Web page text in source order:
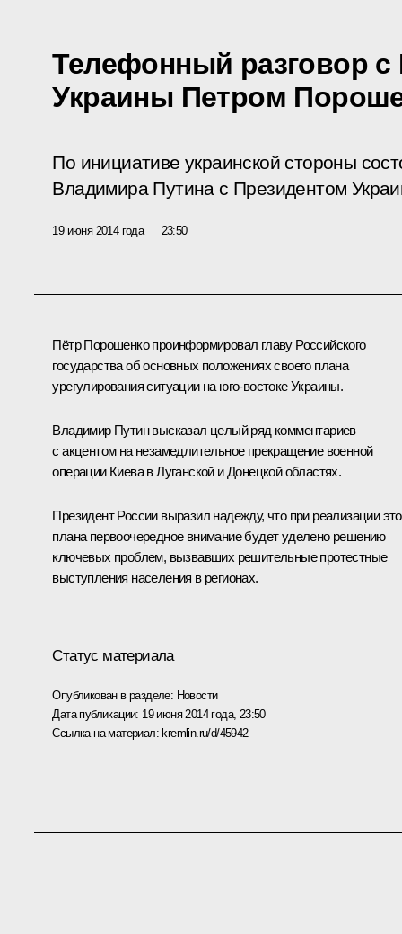
Телефонный разговор с
Украины Петром
По инициативе украинской стороны
Владимира Путина с Президентом
19 июня 2014 года 23:50
Пётр Порошенко проинформировал главу Российского
государства об основных положениях своего плана
урегулирования ситуации на юго-востоке Украины.
Владимир Путин высказал целый ряд комментариев
с акцентом на незамедлительное прекращение военной
операции Киева в Луганской и Донецкой областях.
Президент России выразил надежду, что при реализации
плана первоочередное внимание будет уделено решению
ключевых проблем, вызвавших решительные протестные
выступления населения в регионах.
Статус материала
Опубликован в разделе: Новости
Дата публикации: 19 июня 2014 года, 23:50
Ссылка на материал: kremlin.ru/d/45942